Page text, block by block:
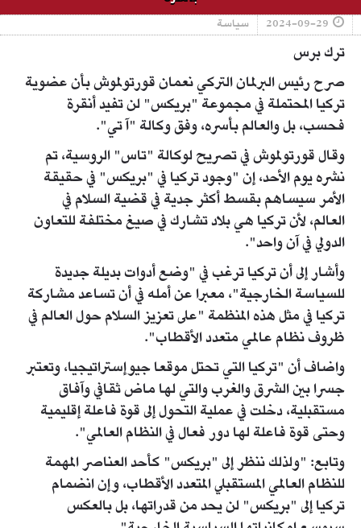
2024-09-29 سياسة
ترك برس
صرح رئيس البرلمان التركي نعمان قورتولموش بأن عضوية
تركيا المحتملة في مجموعة "بريكس" لن تفيد أنقرة
فحسب، بل والعالم بأسره، وفق وكالة "آ تي".
وقال قورتولموش في تصريح لوكالة "تاس" الروسية، تم
نشره يوم الأحد، إن "وجود تركيا في "بريكس" في حقيقة
الأمر سيساهم بقسط أكثر جدية في قضية السلام في
العالم، لأن تركيا هي بلاد تشارك في صيغ مختلفة للتعاون
الدولي في آن واحد".
وأشار إلى أن تركيا ترغب في "وضع أدوات بديلة جديدة
للسياسة الخارجية"، معبرا عن أمله في أن تساعد مشاركة
تركيا في مثل هذه المنظمة "على تعزيز السلام حول العالم في
ظروف نظام عالمي متعدد الأقطاب".
واضاف أن "تركيا التي تحتل موقعا جيوإستراتيجيا، وتعتبر
جسرا بين الشرق والغرب والتي لها ماض ثقافي وآفاق
مستقبلية، دخلت في عملية التحول إلى قوة فاعلة إقليمية
وحتى قوة فاعلة لها دور فعال في النظام العالمي".
وتابع: "ولذلك ننظر إلى "بريكس" كأحد العناصر المهمة
للنظام العالمي المستقبلي المتعدد الأقطاب، وإن انضمام
تركيا إلى "بريكس" لن يحد من قدراتها، بل بالعكس